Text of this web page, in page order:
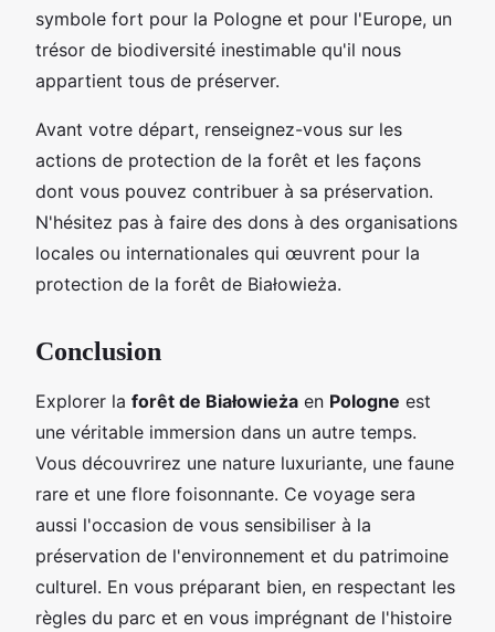
symbole fort pour la Pologne et pour l'Europe, un
trésor de biodiversité inestimable qu'il nous
appartient tous de préserver.
Avant votre départ, renseignez-vous sur les
actions de protection de la forêt et les façons
dont vous pouvez contribuer à sa préservation.
N'hésitez pas à faire des dons à des organisations
locales ou internationales qui œuvrent pour la
protection de la forêt de Białowieża.
Conclusion
Explorer la forêt de Białowieża en Pologne est
une véritable immersion dans un autre temps.
Vous découvrirez une nature luxuriante, une faune
rare et une flore foisonnante. Ce voyage sera
aussi l'occasion de vous sensibiliser à la
préservation de l'environnement et du patrimoine
culturel. En vous préparant bien, en respectant les
règles du parc et en vous imprégnant de l'histoire